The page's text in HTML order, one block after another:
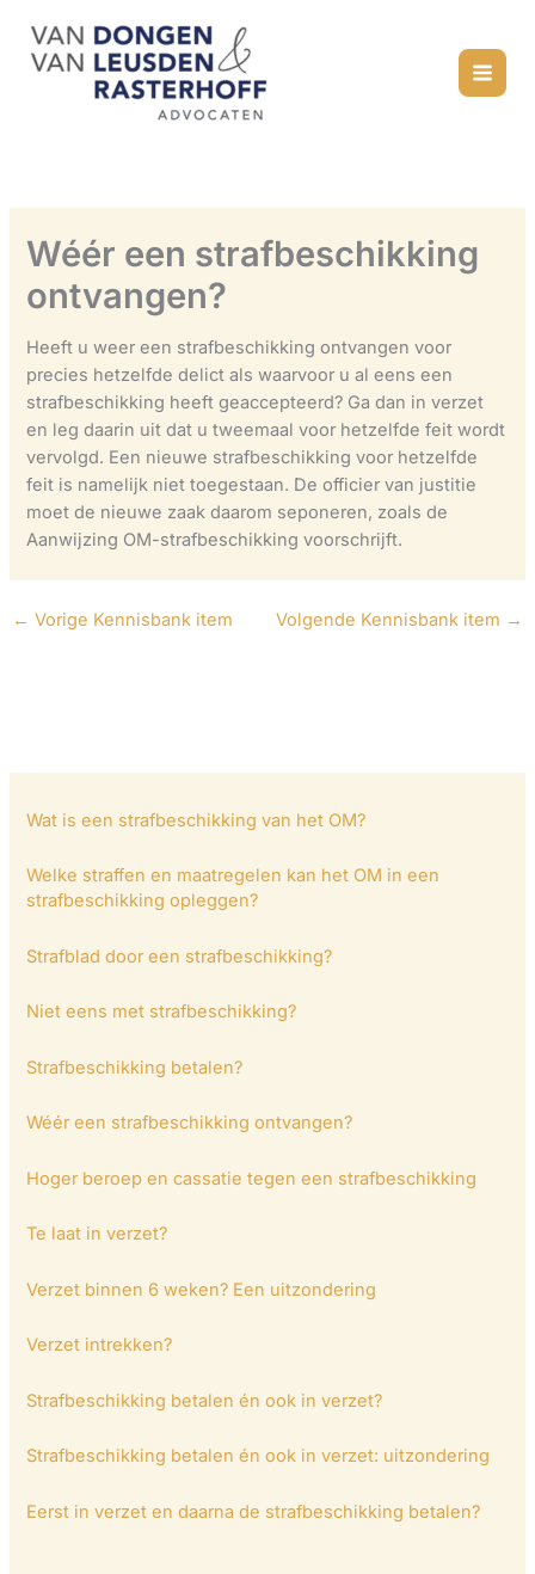
naar
Wat is een strafbeschikking van het OM?
Welke straffen en maatregelen kan het OM in een
strafbeschikking opleggen?
Strafblad door een strafbeschikking?
Niet eens met strafbeschikking?
Strafbeschikking betalen?
Wéér een strafbeschikking ontvangen?
Hoger beroep en cassatie tegen een strafbeschikking
Te laat in verzet?
Verzet binnen 6 weken? Een uitzondering
Verzet intrekken?
Strafbeschikking betalen én ook in verzet?
Strafbeschikking betalen én ook in verzet: uitzondering
Eerst in verzet en daarna de strafbeschikking betalen?
Wéér een strafbeschikking
ontvangen?
Heeft u weer een strafbeschikking ontvangen voor
precies hetzelfde delict als waarvoor u al eens een
strafbeschikking heeft geaccepteerd? Ga dan in verzet
en leg daarin uit dat u tweemaal voor hetzelfde feit wordt
vervolgd. Een nieuwe strafbeschikking voor hetzelfde
feit is namelijk niet toegestaan. De officier van justitie
moet de nieuwe zaak daarom seponeren, zoals de
Aanwijzing OM-strafbeschikking voorschrijft.
← Vorige Kennisbank item Volgende Kennisbank item →